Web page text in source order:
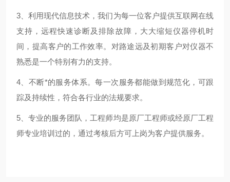
3、利用现代信息技术，我们为每一位客户提供互联网在线
支持，远程快速诊断及排除故障，大大缩短仪器停机时
间，提高客户的工作效率。对路途远及初期客户对仪器不
熟悉是一个特别有力的支持。
4、不断*的服务体系。每一次服务都能做到规范化，可跟
踪及持续性，符合各行业的法规要求。
5、专业的服务团队，工程师均是原厂工程师或经原厂工程
师专业培训过的，通过考核后方可上岗为客户提供服务。